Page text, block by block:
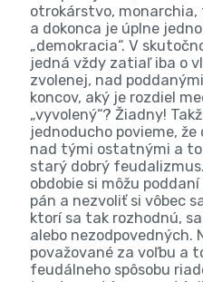
otrokárstvo,
a dokonca je úplne
„demokracia“. V
jedná vždy zatiaľ iba o
zvolenej, nad
koncov, aký je rozdiel
„vyvolený“? Žiadny!
jednoducho povieme,
nad tými ostatnými a to
starý dobrý
obdobie si môžu
pán a nezvoliť si vôbec
ktorí sa tak rozhodnú,
alebo nezodpovedných.
považované za voľbu a
feudálneho spôsobu